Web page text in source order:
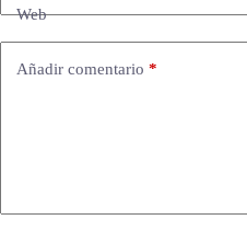
Web
Añadir comentario *